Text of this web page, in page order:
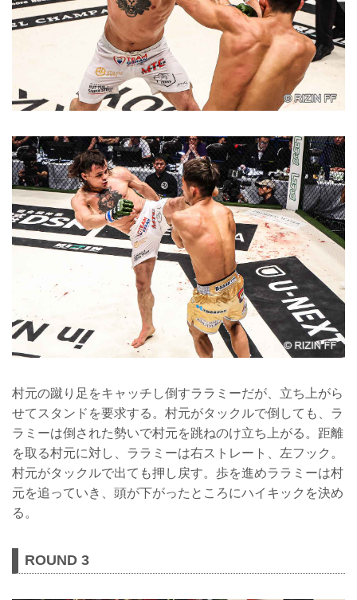
村元の蹴り足をキャッチし倒すララミーだが、立ち上がら
せてスタンドを要求する。村元がタックルで倒しても、ラ
ラミーは倒された勢いで村元を跳ねのけ立ち上がる。距離
を取る村元に対し、ララミーは右ストレート、左フック。
村元がタックルで出ても押し戻す。歩を進めララミーは村
元を追っていき、頭が下がったところにハイキックを決め
る。
ROUND 3